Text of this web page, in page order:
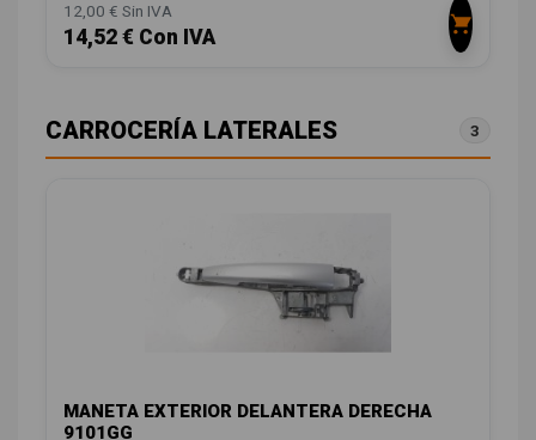
12,00 € Sin IVA
14,52 € Con IVA
CARROCERÍA LATERALES 3
MANETA EXTERIOR DELANTERA DERECHA
9101GG